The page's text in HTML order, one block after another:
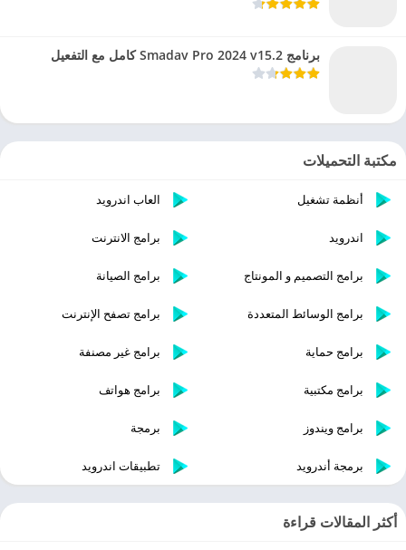
برنامج Smadav Pro 2024 v15.2 كامل مع التفعيل
مكتبة التحميلات
أنظمة تشغيل العاب اندرويد
اندرويد برامج الانترنت
برامج التصميم و المونتاج برامج الصيانة
برامج الوسائط المتعددة برامج تصفح الإنترنت
برامج حماية برامج غير مصنفة
برامج مكتبية برامج هواتف
برامج ويندوز برمجة
برمجة أندرويد تطبيقات اندرويد
أكثر المقالات قراءة